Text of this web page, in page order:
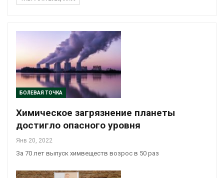
БОЛЕВАЯ ТОЧКА
Химическое загрязнение планеты
достигло опасного уровня
Янв 20, 2022
За 70 лет выпуск химвеществ возрос в 50 раз